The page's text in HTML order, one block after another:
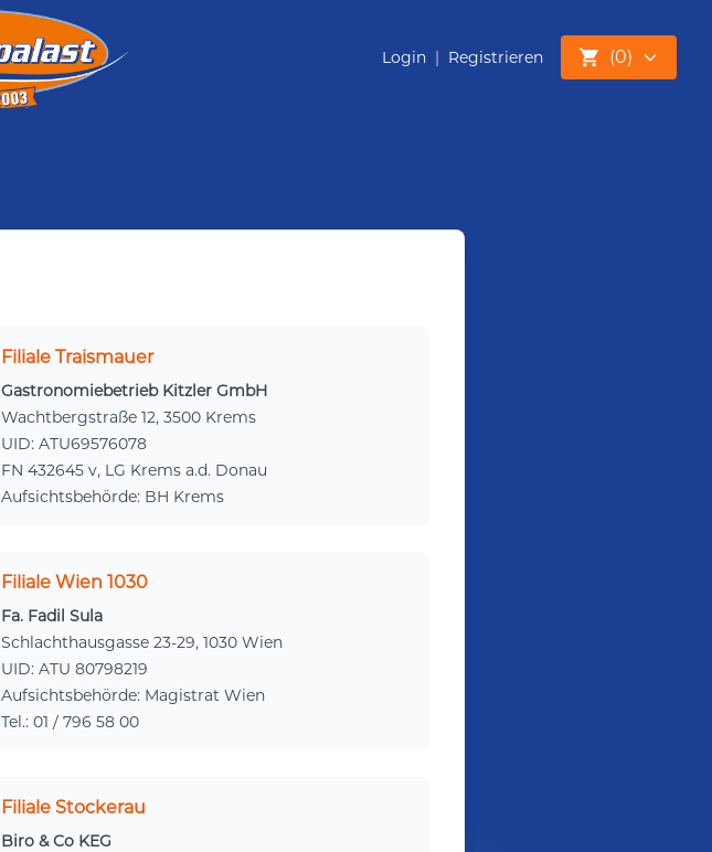
Login | Registrieren (0)
Filiale Traismauer
Gastronomiebetrieb Kitzler GmbH
Wachtbergstraße 12, 3500 Krems
UID: ATU69576078
FN 432645 v, LG Krems a.d. Donau
Aufsichtsbehörde: BH Krems
Filiale Wien 1030
Fa. Fadil Sula
Schlachthausgasse 23-29, 1030 Wien
UID: ATU 80798219
Aufsichtsbehörde: Magistrat Wien
Tel.: 01 / 796 58 00
Filiale Stockerau
Biro & Co KEG